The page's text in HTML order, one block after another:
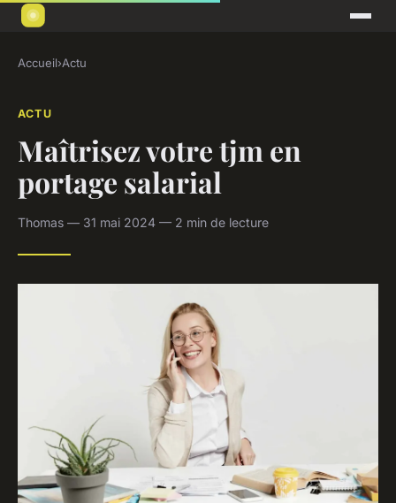
Accueil›Actu
ACTU
Maîtrisez votre tjm en
portage salarial
Thomas — 31 mai 2024 — 2 min de lecture